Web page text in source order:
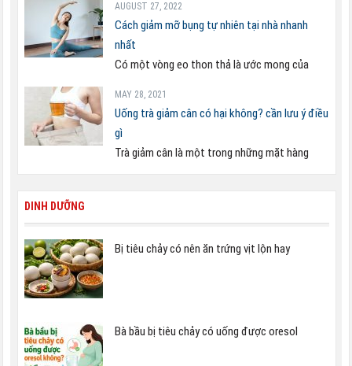
AUGUST 27, 2022
Cách giảm mỡ bụng tự nhiên tại nhà nhanh
nhất
Có một vòng eo thon thả là ước mong của
MAY 28, 2021
Uống trà giảm cân có hại không? cần lưu ý điều
gì
Trà giảm cân là một trong những mặt hàng
DINH DƯỠNG
Bị tiêu chảy có nên ăn trứng vịt lộn hay
Bà bầu bị tiêu chảy có uống được oresol